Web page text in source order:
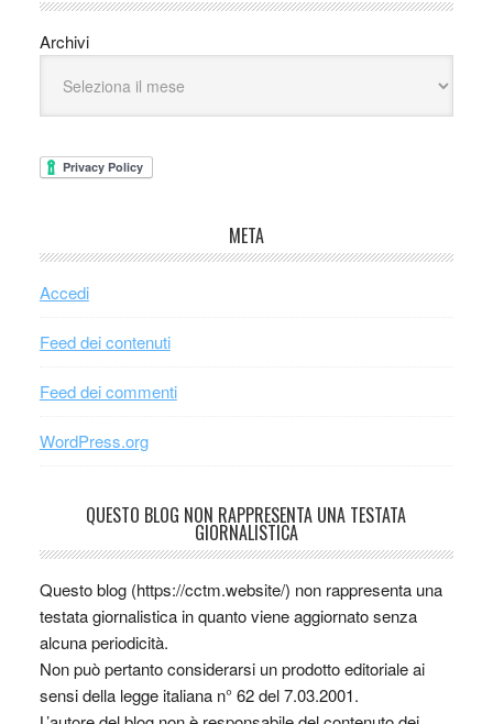
Archivi
META
Accedi
Feed dei contenuti
Feed dei commenti
WordPress.org
QUESTO BLOG NON RAPPRESENTA UNA TESTATA
GIORNALISTICA
Questo blog (https://cctm.website/) non rappresenta una
testata giornalistica in quanto viene aggiornato senza
alcuna periodicità.
Non può pertanto considerarsi un prodotto editoriale ai
sensi della legge italiana n° 62 del 7.03.2001.